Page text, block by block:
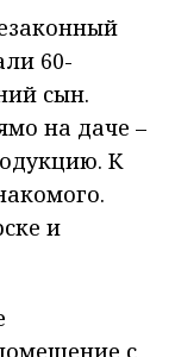
60-
сын.
на даче –
К
и
с